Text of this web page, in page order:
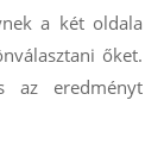
a két oldala
őket.
az eredményt